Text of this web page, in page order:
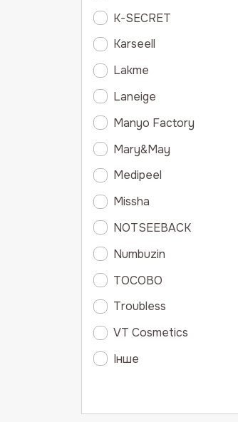
K-SECRET
Karseell
Lakme
Laneige
Manyo Factory
Mary&May
Medipeel
Missha
NOTSEEBACK
Numbuzin
TOCOBO
Troubless
VT Cosmetics
Інше